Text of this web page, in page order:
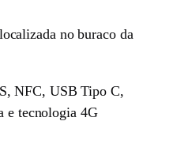
no buraco da
NFC, USB Tipo C,
e tecnologia 4G